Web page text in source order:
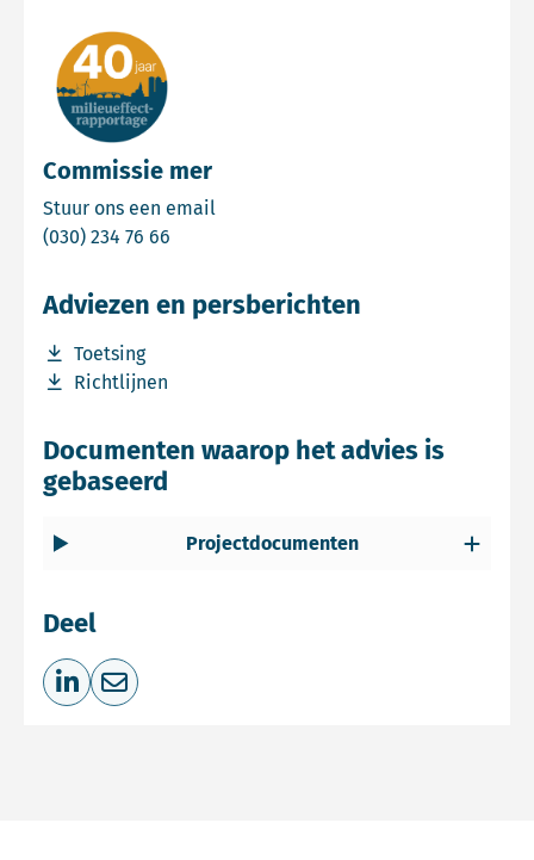
Commissie mer
Stuur ons een email
(030) 234 76 66
Adviezen en persberichten
Toetsing
Download bestand Toetsing
Richtlijnen
Download bestand Richtlijnen
Documenten waarop het advies is
gebaseerd
Projectdocumenten
Deel
Deel op LinkedIn
Deel via e-mail